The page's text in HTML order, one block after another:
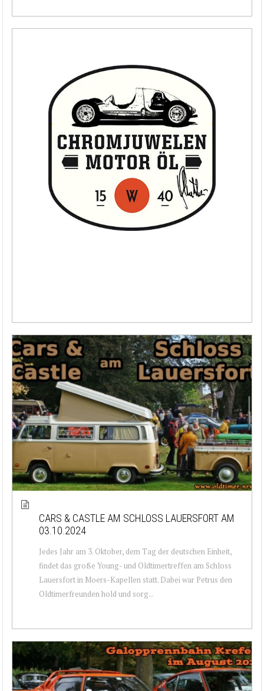
CARS & CASTLE AM SCHLOSS LAUERSFORT AM
03.10.2024
Jedes Jahr am 3. Oktober, dem Tag der deutschen Einheit,
findet das große Young- und Oldtimertreffen am Schloss
Lauersfort in Moers-Kapellen statt. Dabei war Petrus den
Oldtimerfreunden hold und sorg...